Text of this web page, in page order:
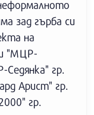
зад гърба си
на
"МЦР-
гр.
Арист" гр.
гр.